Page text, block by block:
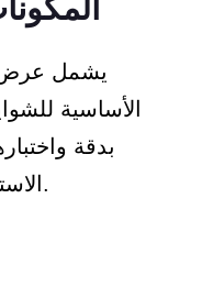
يشمل عرض
الأساسية
بدقة
الاستثنائي في الاستخدام الواقعي.